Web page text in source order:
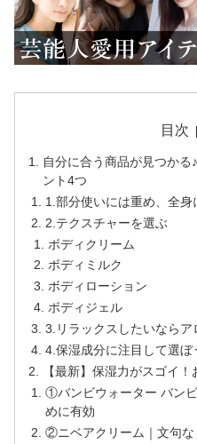
目次
自分に合う商品が見つか
ント4つ
1.部分使いには重め、全
2.テクスチャーを選ぶ
ボディクリーム
ボディミルク
ボディローション
ボディジェル
3.リラックスしたいなら
4.保湿成分に注目して選ぼ
【最新】保湿力がスゴイ
①バンビウォーター バン
めに有効
②ニベアクリーム｜文句な